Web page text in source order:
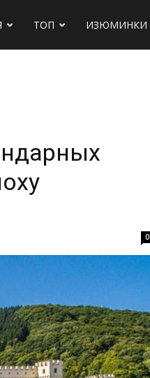
ТОП ИЗЮМИНКИ
0